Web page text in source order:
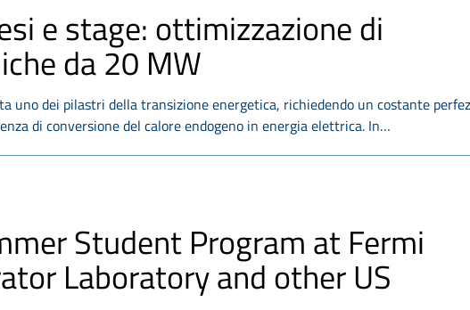
e stage: ottimizzazione di
da 20 MW
uno dei pilastri della transizione energetica, richiedendo un costante
di conversione del calore endogeno in energia elettrica. In…
Student Program at Fermi
Laboratory and other US